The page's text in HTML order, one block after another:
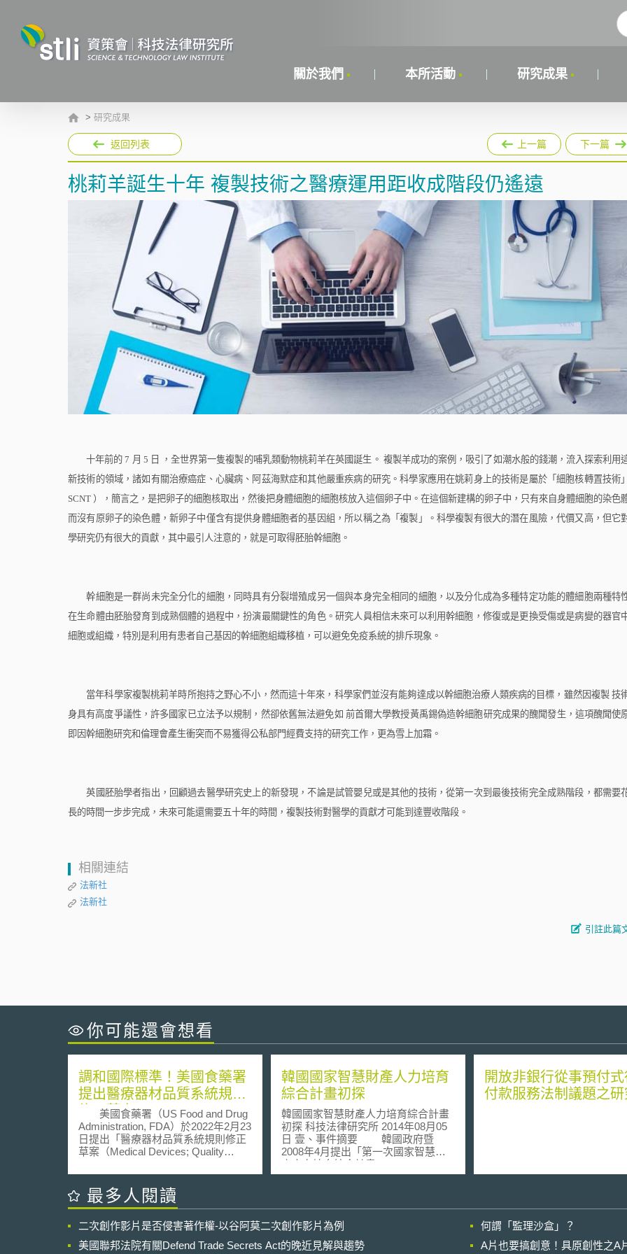
關於我們 本所活動 研究成果
> 研究成果
返回列表 上一篇 下一篇
桃莉羊誕生十年 複製技術之醫療運用距收成階段仍遙遠
十年前的 7 月 5 日 ，全世界第一隻複製的哺乳類動物桃莉羊在英國誕生。 複製羊成功的案例，吸引了如潮水般的錢潮，流入探索利用
新技術的領域，諸如有關治療癌症、心臟病、阿茲海默症和其他嚴重疾病的研究。科學家應用在姚莉身上的技術是屬於「細胞核轉置技術
SCNT ），簡言之，是把卵子的細胞核取出，然後把身體細胞的細胞核放入這個卵子中。在這個新建構的卵子中，只有來自身體細胞的染色
而沒有原卵子的染色體，新卵子中僅含有提供身體細胞者的基因組，所以稱之為「複製」。科學複製有很大的潛在風險，代價又高，但它
學研究仍有很大的貢獻，其中最引人注意的，就是可取得胚胎幹細胞。
幹細胞是一群尚未完全分化的細胞，同時具有分裂增殖成另一個與本身完全相同的細胞，以及分化成為多種特定功能的體細胞兩種特
在生命體由胚胎發育到成熟個體的過程中，扮演最關鍵性的角色。研究人員相信未來可以利用幹細胞，修復或是更換受傷或是病變的器官
細胞或組織，特別是利用有患者自己基因的幹細胞組織移植，可以避免免疫系統的排斥現象。
當年科學家複製桃莉羊時所抱持之野心不小，然而這十年來，科學家們並沒有能夠達成以幹細胞治療人類疾病的目標，雖然因複製 技
身具有高度爭議性，許多國家已立法予以規制，然卻依舊無法避免如 前首爾大學教授黃禹錫偽造幹細胞研究成果的醜聞發生，這項醜聞使
即因幹細胞研究和倫理會產生衝突而不易獲得公私部門經費支持的研究工作，更為雪上加霜。
英國胚胎學者指出，回顧過去醫學研究史上的新發現，不論是試管嬰兒或是其他的技術，從第一次到最後技術完全成熟階段，都需要
長的時間一步步完成，未來可能還需要五十年的時間，複製技術對醫學的貢獻才可能到達豐收階段。
相關連結
法新社
法新社
引註此篇
你可能還會想看
調和國際標準！美國食藥署
提出醫療器材品質系統規則
修正草案
美國食藥署（US Food and Drug
Administration, FDA）於2022年2月23
日提出「醫療器材品質系統規則修正
草案（Medical Devices; Quality
proposed rule）」。本次修正旨在釐
清現行條文與國際標準ISO13485醫療
器材品質管理系統之異同，並進行適
現行條文與ISO13485一致之處將予保
留，不一致者若屬落實授權母法「美
韓國國家智慧財產人力培育
綜合計畫初探
韓國國家智慧財產人力培育綜合計畫
初探 科技法律研究所 2014年08月05
日 壹、事件摘要 韓國政府暨
2008年4月提出「第一次國家智慧財
產人力培育綜合計畫(2008~2012)」
[1](以下簡稱第一次綜合計畫)後，於
「創意人才、知識財產之管理與服務
所需專門人才的培育」為目標，強化
開放非銀行從事預付
付款服務法制議題之研
最多人閱讀
二次創作影片是否侵害著作權-以谷阿莫二次創作影片為例
何謂「監理沙盒」？
美國聯邦法院有關Defend Trade Secrets Act的晚近見解與趨勢
A片也要搞創意！具原創性之A